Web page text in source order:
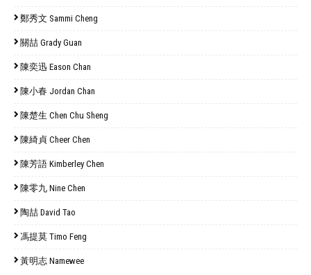
鄭秀文 Sammi Cheng
關喆 Grady Guan
陳奕迅 Eason Chan
陳小春 Jordan Chan
陳楚生 Chen Chu Sheng
陳綺貞 Cheer Chen
陳芳語 Kimberley Chen
陳零九 Nine Chen
陶喆 David Tao
馮提莫 Timo Feng
黃明志 Namewee